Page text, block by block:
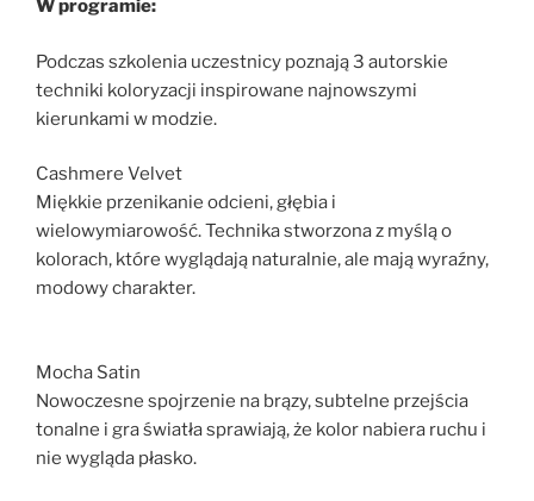
W programie:
Podczas szkolenia uczestnicy poznają 3 autorskie
techniki koloryzacji inspirowane najnowszymi
kierunkami w modzie.
Cashmere Velvet
Miękkie przenikanie odcieni, głębia i
wielowymiarowość. Technika stworzona z myślą o
kolorach, które wyglądają naturalnie, ale mają wyraźny,
modowy charakter.
Mocha Satin
Nowoczesne spojrzenie na brązy, subtelne przejścia
tonalne i gra światła sprawiają, że kolor nabiera ruchu i
nie wygląda płasko.